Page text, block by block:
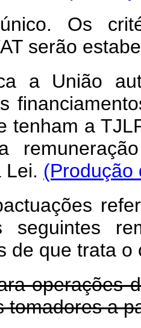
Os
serão
a União
tenham a
Lei. (Produção
seguintes
de que trata o
operações
tomadores a